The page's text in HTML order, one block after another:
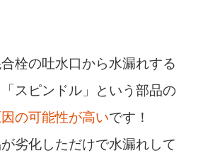
栓の吐水口から水漏れする
スピンドル」という部品の
の可能性が高いです！
劣化しただけで水漏れして